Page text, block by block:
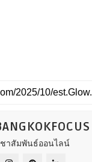
าสัมพันธ์ออนไลน์